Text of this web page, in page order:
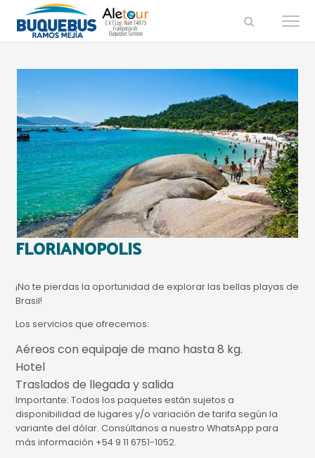
Saltar
la
Saltar
contenido
Buquebus
Ramos
FLORIANOPOLIS
¡No te pierdas la oportunidad de explorar las bellas playas de
Brasil!
Los servicios que ofrecemos:
Aéreos con equipaje de mano hasta 8 kg.
Hotel
Traslados de llegada y salida
Importante: Todos los paquetes están sujetos a
disponibilidad de lugares y/o variación de tarifa según la
variante del dólar. Consúltanos a nuestro WhatsApp para
más información +54 9 11 6751-1052.